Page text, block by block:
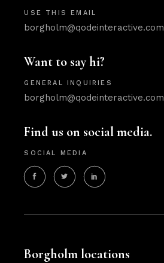
USE THIS EMAIL
borgholm@qodeinteractive.com
Want to say hi?
GENERAL INQUIRIES
borgholm@qodeinteractive.com
Find us on social media.
SOCIAL MEDIA
Borgholm locations